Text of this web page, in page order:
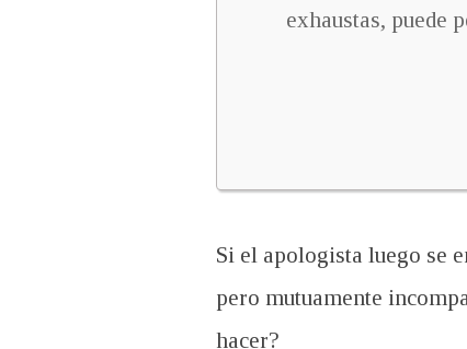
exhaustas, puede
Si el apologista luego se
pero mutuamente
hacer?